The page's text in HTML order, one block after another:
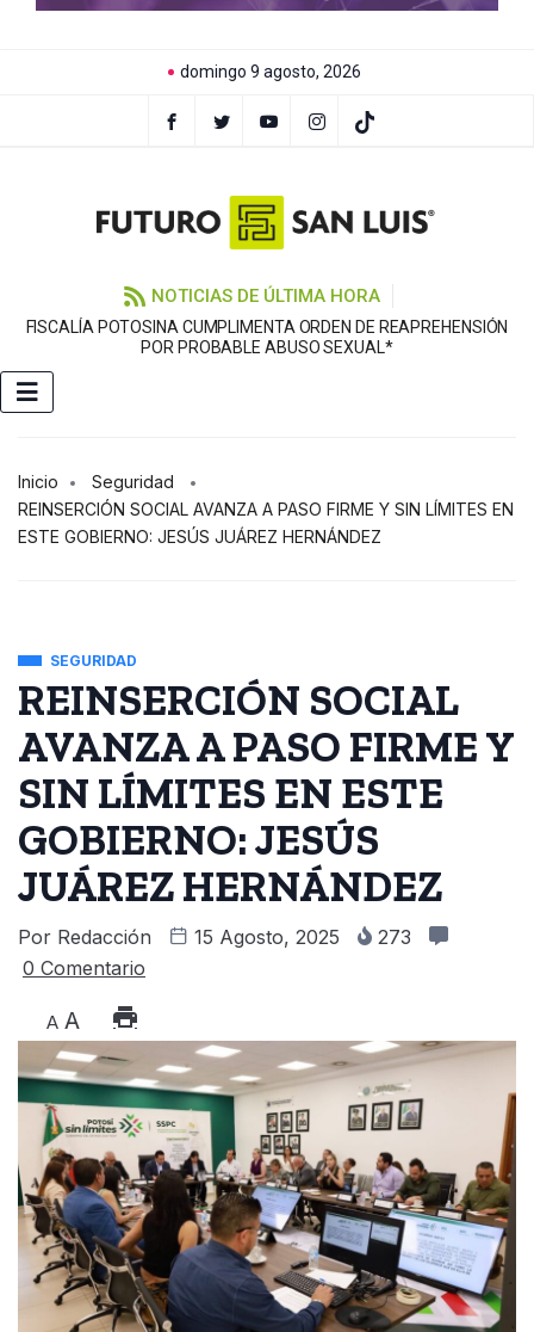
domingo 9 agosto, 2026
NOTICIAS DE ÚLTIMA HORA
FISCALÍA POTOSINA CUMPLIMENTA ORDEN DE REAPREHENSIÓN
POR PROBABLE ABUSO SEXUAL*
Inicio
Seguridad
REINSERCIÓN SOCIAL AVANZA A PASO FIRME Y SIN LÍMITES EN
ESTE GOBIERNO: JESÚS JUÁREZ HERNÁNDEZ
SEGURIDAD
REINSERCIÓN SOCIAL
AVANZA A PASO FIRME Y
SIN LÍMITES EN ESTE
GOBIERNO: JESÚS
JUÁREZ HERNÁNDEZ
Por Redacción 15 Agosto, 2025
273
0 Comentario
A A